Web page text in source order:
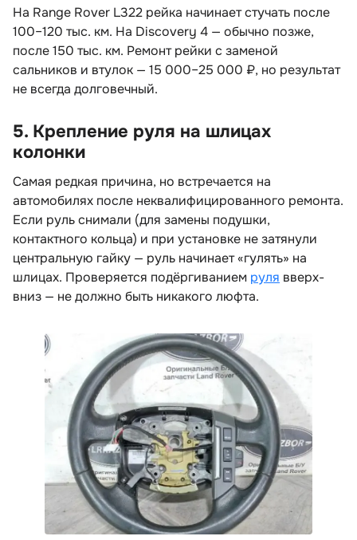
На Range Rover L322 рейка начинает стучать после
100–120 тыс. км. На Discovery 4 — обычно позже,
после 150 тыс. км. Ремонт рейки с заменой
сальников и втулок — 15 000–25 000 ₽, но результат
не всегда долговечный.
5. Крепление руля на шлицах
колонки
Самая редкая причина, но встречается на
автомобилях после неквалифицированного ремонта.
Если руль снимали (для замены подушки,
контактного кольца) и при установке не затянули
центральную гайку — руль начинает «гулять» на
шлицах. Проверяется подёргиванием руля ерх-
низ — не должно быть никакого люфта.